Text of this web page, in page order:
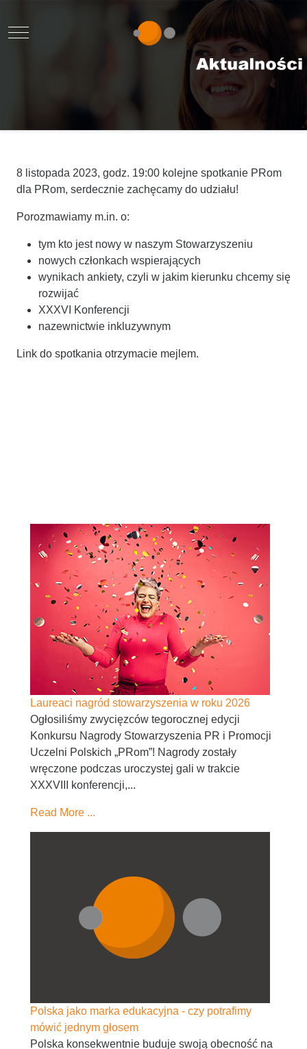
Mobile Menu Toggle
8 listopada 2023, godz. 19:00 kolejne spotkanie PRom
dla PRom, serdecznie zachęcamy do udziału!
Porozmawiamy m.in. o:
tym kto jest nowy w naszym Stowarzyszeniu
nowych członkach wspierających
wynikach ankiety, czyli w jakim kierunku chcemy się
rozwijać
XXXVI Konferencji
nazewnictwie inkluzywnym
Link do spotkania otrzymacie mejlem.
Laureaci nagród stowarzyszenia w roku 2026
Ogłosiliśmy zwycięzców tegorocznej edycji
Konkursu Nagrody Stowarzyszenia PR i Promocji
Uczelni Polskich „PRom”! Nagrody zostały
wręczone podczas uroczystej gali w trakcie
XXXVIII konferencji,...
Read More ...
Polska jako marka edukacyjna - czy potrafimy
mówić jednym głosem
Polska konsekwentnie buduje swoją obecność na